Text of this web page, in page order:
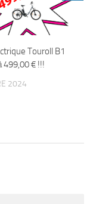
Touroll B1
499,00 € !!!
2024